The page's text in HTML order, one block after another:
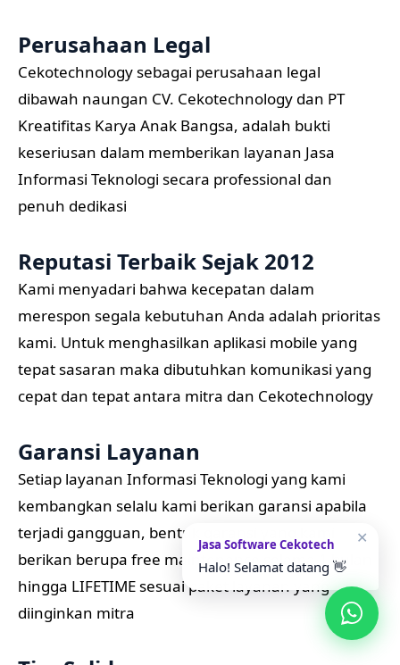
Perusahaan Legal
Cekotechnology sebagai perusahaan legal
dibawah naungan CV. Cekotechnology dan PT
Kreatifitas Karya Anak Bangsa, adalah bukti
keseriusan dalam memberikan layanan Jasa
Informasi Teknologi secara professional dan
penuh dedikasi
Reputasi Terbaik Sejak 2012
Kami menyadari bahwa kecepatan dalam
merespon segala kebutuhan Anda adalah prioritas
kami. Untuk menghasilkan aplikasi mobile yang
tepat sasaran maka dibutuhkan komunikasi yang
cepat dan tepat antara mitra dan Cekotechnology
Garansi Layanan
Setiap layanan Informasi Teknologi yang kami
kembangkan selalu kami berikan garansi apabila
terjadi gangguan, bentuk garansi yang kami
berikan berupa free maintenance selama 1 bulan
hingga LIFETIME sesuai paket layanan yang
diinginkan mitra
✕
Jasa Software Cekotech
Halo! Selamat datang 👋